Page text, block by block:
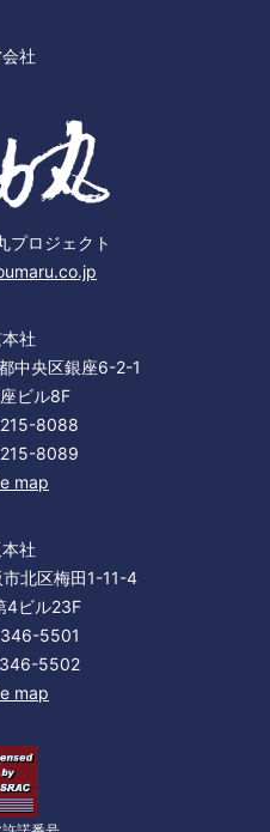
社
プロジェクト
社
中央区銀座6-2-1
ビル8F
8088
8089
map
社
北区梅田1-11-4
4ビル23F
5501
5502
map